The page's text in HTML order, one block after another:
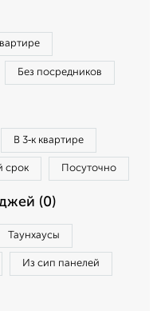
Без посредников
В 3‑к квартире
срок Посуточно
(0)
Таунхаусы
Из сип панелей